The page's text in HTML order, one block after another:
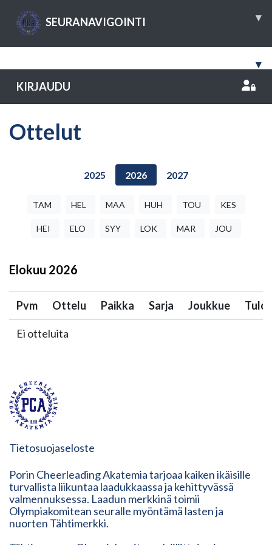
SEURANAVIGOINTI ▾
▾
KIRJAUDU
Ottelut
2025 2026 2027
TAM HEL MAA HUH TOU KES
HEI ELO SYY LOK MAR JOU
Elokuu 2026
Pvm Ottelu Paikka Sarja Joukkue Tulos
Ei otteluita
Tietosuojaseloste
Porin Cheerleading Akatemia tarjoaa kaiken ikäisille
turvallista liikuntaa laadukkaassa ja kehittyvässä
valmennuksessa. Laadun merkkinä toimii
Olympiakomitean seuralle myöntämä lasten ja
nuorten Tähtimerkki.